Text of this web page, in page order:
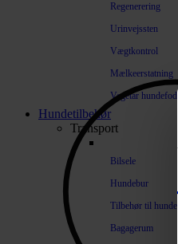
Regenerering
Urinvejssten
Vægtkontrol
Mælkeerstatning
Vegetar hundefoder
Hundetilbehør
Transport
Bilsele
Hundebur
Tilbehør til
Bagagerum